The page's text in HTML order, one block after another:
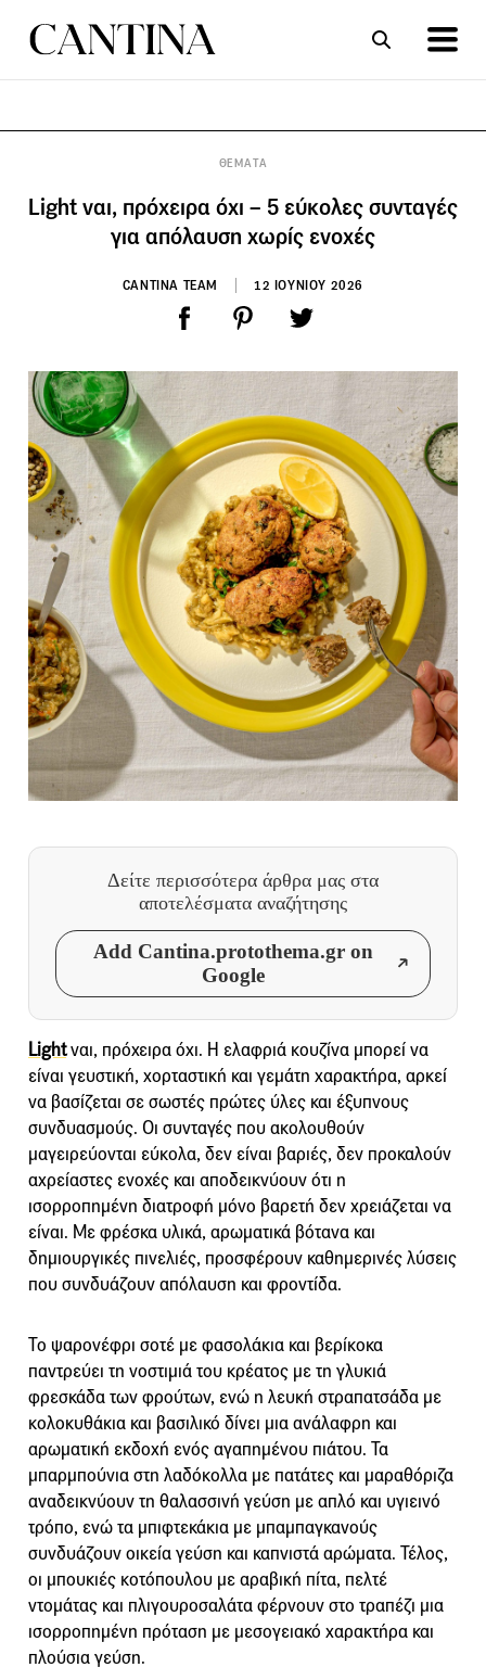
ΘΕΜΑΤΑ
Light ναι, πρόχειρα όχι – 5 εύκολες συνταγές
για απόλαυση χωρίς ενοχές
CANTINA TEAM 12 ΙΟΥΝΙΟΥ 2026
Δείτε περισσότερα άρθρα μας στα
αποτελέσματα αναζήτησης
Add Cantina.protothema.gr on
Google
Lightναι, πρόχειρα όχι. Η ελαφριά κουζίνα μπορεί να
είναι γευστική, χορταστική και γεμάτη χαρακτήρα, αρκεί
να βασίζεται σε σωστές πρώτες ύλες και έξυπνους
συνδυασμούς. Οι συνταγές που ακολουθούν
μαγειρεύονται εύκολα, δεν είναι βαριές, δεν προκαλούν
αχρείαστες ενοχές και αποδεικνύουν ότι η
ισορροπημένη διατροφή μόνο βαρετή δεν χρειάζεται να
είναι. Με φρέσκα υλικά, αρωματικά βότανα και
δημιουργικές πινελιές, προσφέρουν καθημερινές λύσεις
που συνδυάζουν απόλαυση και φροντίδα.
Το ψαρονέφρι σοτέ με φασολάκια και βερίκοκα
παντρεύει τη νοστιμιά του κρέατος με τη γλυκιά
φρεσκάδα των φρούτων, ενώ η λευκή στραπατσάδα με
κολοκυθάκια και βασιλικό δίνει μια ανάλαφρη και
αρωματική εκδοχή ενός αγαπημένου πιάτου. Τα
μπαρμπούνια στη λαδόκολλα με πατάτες και μαραθόριζα
αναδεικνύουν τη θαλασσινή γεύση με απλό και υγιεινό
τρόπο, ενώ τα μπιφτεκάκια με μπαμπαγκανούς
συνδυάζουν οικεία γεύση και καπνιστά αρώματα. Τέλος,
οι μπουκιές κοτόπουλου με αραβική πίτα, πελτέ
ντομάτας και πλιγουροσαλάτα φέρνουν στο τραπέζι μια
ισορροπημένη πρόταση με μεσογειακό χαρακτήρα και
πλούσια γεύση.